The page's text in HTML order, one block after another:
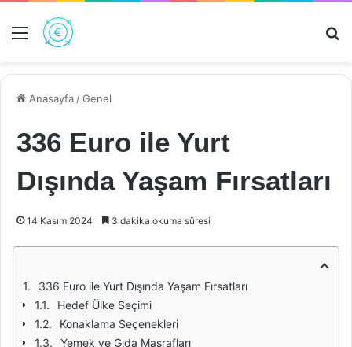
Menü
Anasayfa /Genel
336 Euro ile Yurt
Dışında Yaşam Fırsatları
14 Kasım 2024 3 dakika okuma süresi
336 Euro ile Yurt Dışında Yaşam Fırsatları
Hedef Ülke Seçimi
Konaklama Seçenekleri
Yemek ve Gıda Masrafları